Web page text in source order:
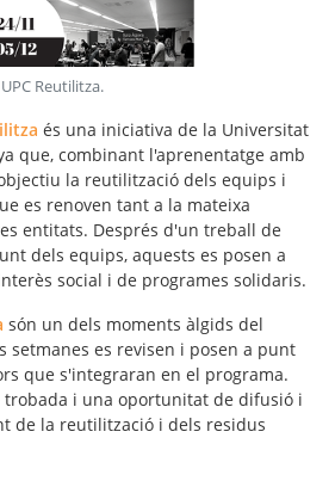
Reutilitza.
és una iniciativa de la Universitat
que, combinant l'aprenentatge amb
la reutilització dels equips i
es renoven tant a la mateixa
entitats. Després d'un treball de
dels equips, aquests es posen a
social i de programes solidaris.
són un dels moments àlgids del
setmanes es revisen i posen a punt
que s'integraran en el programa.
trobada i una oportunitat de difusió i
de la reutilització i dels residus